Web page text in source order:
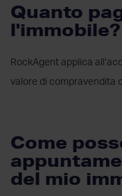
Quanto
l'immobile?
RockAgent applica
valore di compravendita
Come
del mio